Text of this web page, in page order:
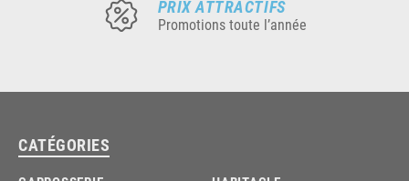
PRIX ATTRACTIFS
Promotions toute l’année
CATÉGORIES